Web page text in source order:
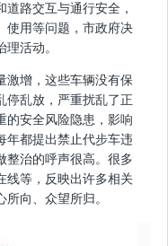
路交互与通行安全，
使用等问题，市政府决
活动。
增，这些车辆没有保
停乱放，严重扰乱了正
的安全风险隐患，影响
年都提出禁止代步车违
整治的呼声很高。很多
线等，反映出许多相关
向、众望所归。